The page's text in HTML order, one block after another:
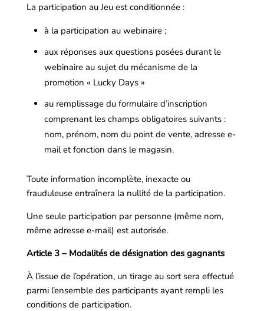
La participation au Jeu est conditionnée :
à la participation au webinaire ;
aux réponses aux questions posées durant le
webinaire au sujet du mécanisme de la
promotion « Lucky Days »
au remplissage du formulaire d’inscription
comprenant les champs obligatoires suivants :
nom, prénom, nom du point de vente, adresse e-
mail et fonction dans le magasin.
Toute information incomplète, inexacte ou
frauduleuse entraînera la nullité de la participation.
Une seule participation par personne (même nom,
même adresse e-mail) est autorisée.
Article 3 – Modalités de désignation des gagnants
À l’issue de l’opération, un tirage au sort sera effectué
parmi l’ensemble des participants ayant rempli les
conditions de participation.